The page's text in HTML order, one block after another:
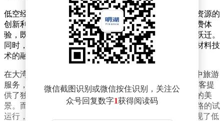
低空经济并非简单的飞行与产业的结合，而是通过空间资源的
创新利用，不断拓展消费场景的边界。它带来的新型消费体
验，既高品质又个性化，正引领着消费需求向更高层次跃迁。
同时，低空经济的发展也促进了航空技术与新能源、新材料技
术的融合，为产业结构的优化升级注入了新的活力。
在大湾区，深圳电信与中信海直携手推出的“翼起飞”空中旅游
服务，利用5G专网、AI视觉识别及实时通信技术，为游客提
供了独特的空中视角，让他们能够实时分享山海与城市的美
景。而在浙江松阳县，丽水首条低空无人机物流配送线路的试
运行，则成功破解了山区物流“最后一公里”的难题，展现了低
微信截图识别或微信按住识别，关注公
众号回复数字1获得阅读码